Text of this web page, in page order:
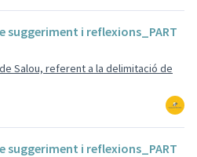
suggeriment i reflexions_PART
Salou, referent a la delimitació de
suggeriment i reflexions_PART